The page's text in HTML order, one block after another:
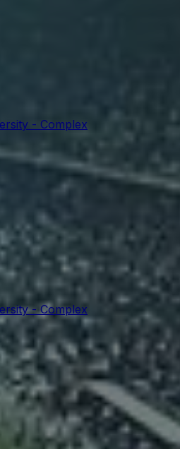
- Complex
- Complex